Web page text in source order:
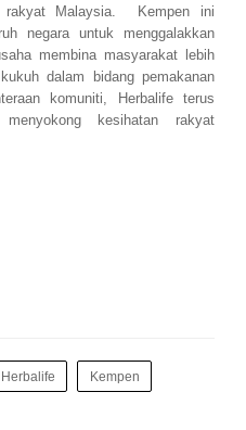
rakyat Malaysia. Kempen ini
negara untuk menggalakkan
membina masyarakat lebih
dalam bidang pemakanan
komuniti, Herbalife terus
kesihatan rakyat
Herbalife Kempen